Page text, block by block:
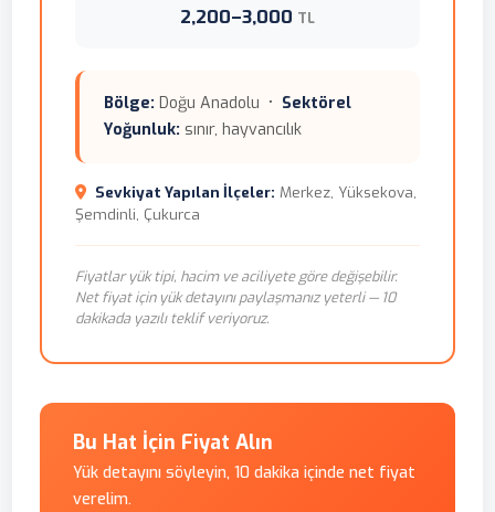
2,200–3,000 TL
Bölge: Doğu Anadolu • Sektörel
Yoğunluk: sınır, hayvancılık
Sevkiyat Yapılan İlçeler: Merkez, Yüksekova,
Şemdinli, Çukurca
Fiyatlar yük tipi, hacim ve aciliyete göre değişebilir.
Net fiyat için yük detayını paylaşmanız yeterli — 10
dakikada yazılı teklif veriyoruz.
Bu Hat İçin Fiyat Alın
Yük detayını söyleyin, 10 dakika içinde net fiyat
verelim.